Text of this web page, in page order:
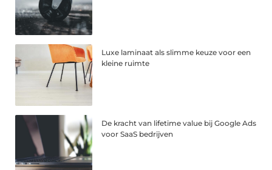
Luxe laminaat als slimme keuze voor een
kleine ruimte
De kracht van lifetime value bij Google Ads
voor SaaS bedrijven